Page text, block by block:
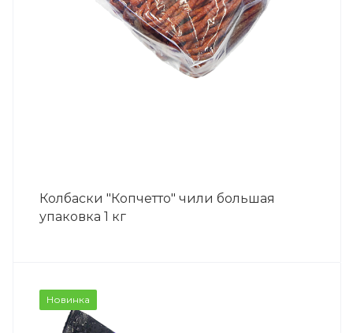
Колбаски "Копчетто" чили большая
упаковка 1 кг
Новинка